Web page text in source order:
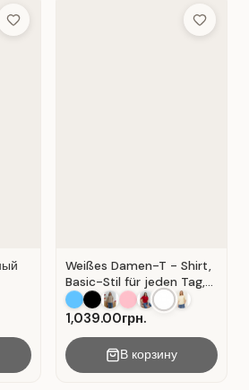
Add to Wish List Add to
Weißes Damen-T - Shirt,
Basic-Stil für jeden Tag,
Material: Weißer Kater
1,039.00грн.
В корзину